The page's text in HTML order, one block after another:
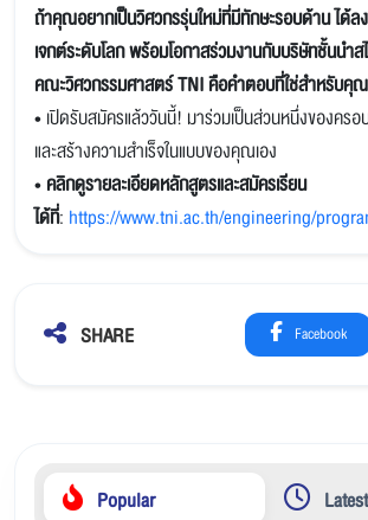
ถ้าคุณอยากเป็นวิศวกรรุ่นใหม่ที่มีทักษะรอบด้าน ได้
เจกต์ระดับโลก พร้อมโอกาสร่วมงานกับบริษัทชั้นนำ
คณะวิศวกรรมศาสตร์ TNI คือคำตอบที่ใช่สำหรับคุ
• เปิดรับสมัครแล้ววันนี้! มาร่วมเป็นส่วนหนึ่งของคร
และสร้างความสำเร็จในแบบของคุณเอง
•คลิกดูรายละเอียดหลักสูตรและสมัครเรียน
ได้ที่: https://www.tni.ac.th/engineering/
SHARE Facebook
Popular